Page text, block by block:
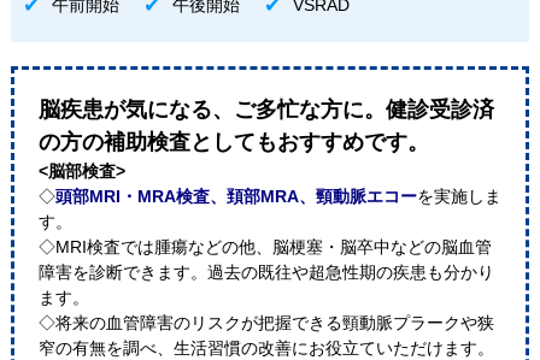
午前開始 午後開始 VSRAD
脳疾患が気になる、ご多忙な方に。健診受診済
の方の補助検査としてもおすすめです。
<脳部検査>
◇頭部MRI・MRA検査、頚部MRA、頸動脈エコーを実施しま
す。
◇MRI検査では腫瘍などの他、脳梗塞・脳卒中などの脳血管
障害を診断できます。過去の既往や超急性期の疾患も分かり
ます。
◇将来の血管障害のリスクが把握できる頸動脈プラークや狭
窄の有無を調べ、生活習慣の改善にお役立ていただけます。